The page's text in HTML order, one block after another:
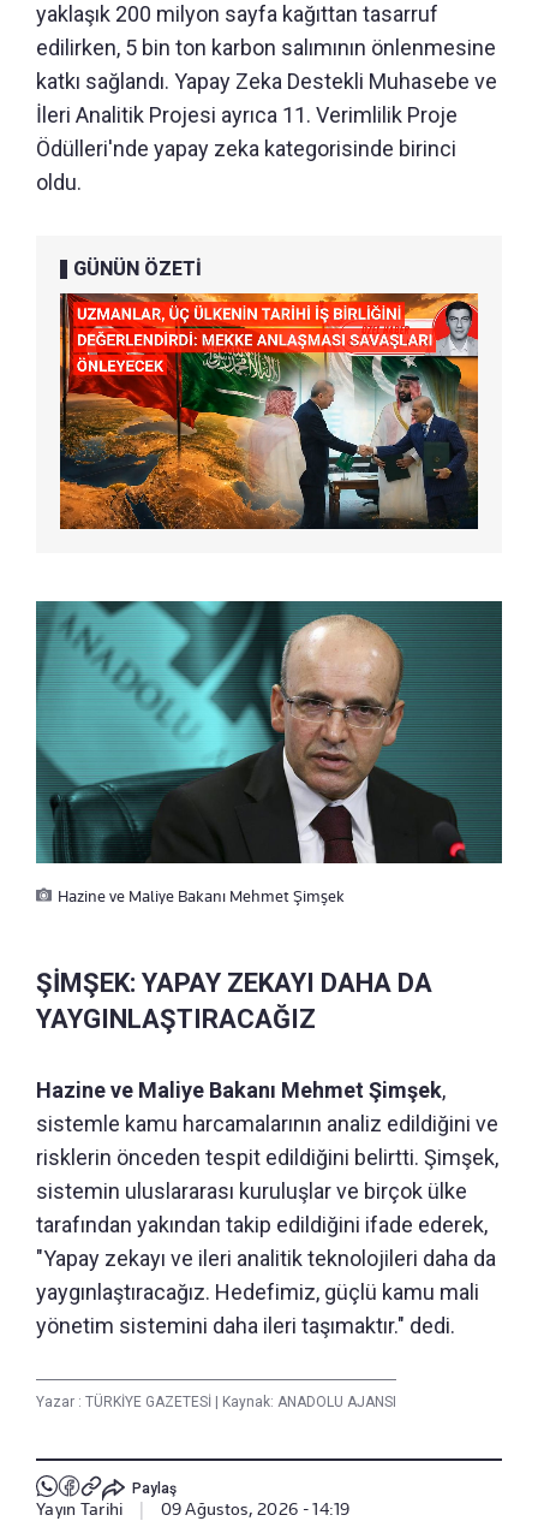
yaklaşık 200 milyon sayfa kağıttan tasarruf
edilirken, 5 bin ton karbon salımının önlenmesine
katkı sağlandı. Yapay Zeka Destekli Muhasebe ve
İleri Analitik Projesi ayrıca 11. Verimlilik Proje
Ödülleri'nde yapay zeka kategorisinde birinci
oldu.
GÜNÜN ÖZETİ
Hazine ve Maliye Bakanı Mehmet Şimşek
ŞİMŞEK: YAPAY ZEKAYI DAHA DA
YAYGINLAŞTIRACAĞIZ
Hazine ve Maliye Bakanı Mehmet Şimşek,
sistemle kamu harcamalarının analiz edildiğini ve
risklerin önceden tespit edildiğini belirtti. Şimşek,
sistemin uluslararası kuruluşlar ve birçok ülke
tarafından yakından takip edildiğini ifade ederek,
"Yapay zekayı ve ileri analitik teknolojileri daha da
yaygınlaştıracağız. Hedefimiz, güçlü kamu mali
yönetim sistemini daha ileri taşımaktır." dedi.
Yazar : TÜRKİYE GAZETESİ Kaynak: ANADOLU AJANSI
Paylaş
Yayın Tarihi 09 Ağustos, 2026 - 14:19